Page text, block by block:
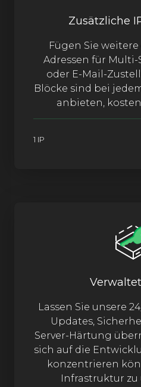
Zusätzliche
Fügen Sie
Adressen für Multi-
oder E-Mail-
Blöcke sind bei
anbieten,
1 IP
Lassen Sie unsere
Updates,
Server-Härtung
sich auf die
konzentrieren
Infrastruktur zu